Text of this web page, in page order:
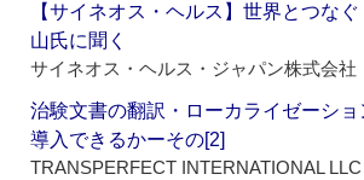
【サイネオス・ヘルス】世界とつな
山氏に聞く
サイネオス・ヘルス・ジャパン株式会社
治験文書の翻訳・ローカライゼーシ
導入できるかーその[2]
TRANSPERFECT INTERNATIONAL LLC